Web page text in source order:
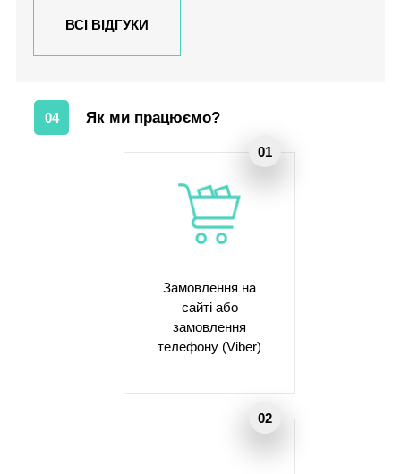
ВСІ ВІДГУКИ
04 Як ми працюємо?
Замовлення на
сайті або
замовлення
телефону (Viber)